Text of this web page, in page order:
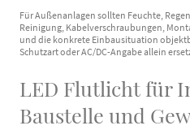
Für Außenanlagen sollten Feuchte,
Reinigung, Kabelverschraubungen,
und die konkrete Einbausituation
Schutzart oder AC/DC-Angabe allein
LED Flutlicht für
Baustelle und